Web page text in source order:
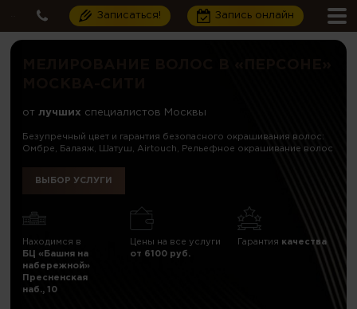
Записаться! Запись онлайн
от лучших специалистов Москвы
Безупречный цвет и гарантия безопасного окрашивания волос:
Омбре, Балаяж, Шатуш, Airtouch, Рельефное окрашивание волос
ВЫБОР УСЛУГИ
Находимся в
БЦ «Башня на
набережной»
Пресненская
наб., 10
Цены на все услуги
от 6100 руб.
Гарантия качества